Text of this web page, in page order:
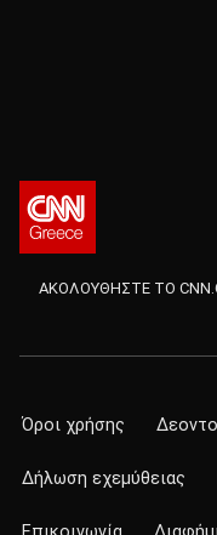
ΑΚΟΛΟΥΘΗΣΤΕ ΤΟ
Όροι χρήσης
Δήλωση εχεμύθειας